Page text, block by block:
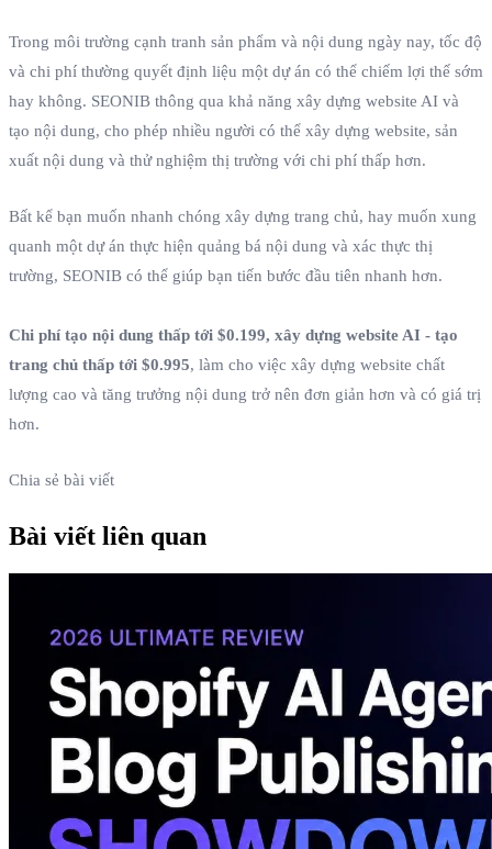
Trong môi trường cạnh tranh sản phẩm và nội dung ngày nay, tốc độ
và chi phí thường quyết định liệu một dự án có thể chiếm lợi thế sớm
hay không. SEONIB thông qua khả năng xây dựng website AI và
tạo nội dung, cho phép nhiều người có thể xây dựng website, sản
xuất nội dung và thử nghiệm thị trường với chi phí thấp hơn.
Bất kể bạn muốn nhanh chóng xây dựng trang chủ, hay muốn xung
quanh một dự án thực hiện quảng bá nội dung và xác thực thị
trường, SEONIB có thể giúp bạn tiến bước đầu tiên nhanh hơn.
Chi phí tạo nội dung thấp tới $0.199, xây dựng website AI - tạo
trang chủ thấp tới $0.995, làm cho việc xây dựng website chất
lượng cao và tăng trưởng nội dung trở nên đơn giản hơn và có giá trị
hơn.
Chia sẻ bài viết
Bài viết liên quan